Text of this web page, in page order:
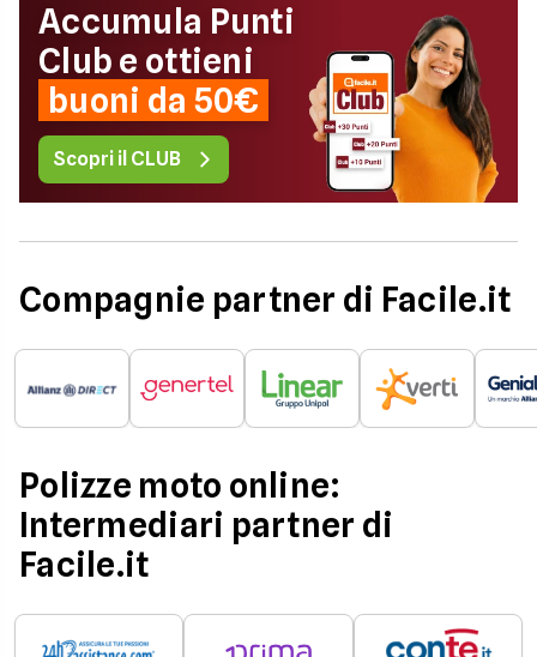
Accumula Punti
Club e ottieni
buoni da 50€
Scopri il CLUB
Compagnie partner di Facile.it
Polizze moto online:
Intermediari partner di
Facile.it